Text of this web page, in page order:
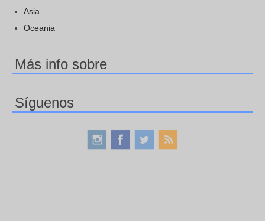
Asia
Oceania
Más info sobre
Síguenos